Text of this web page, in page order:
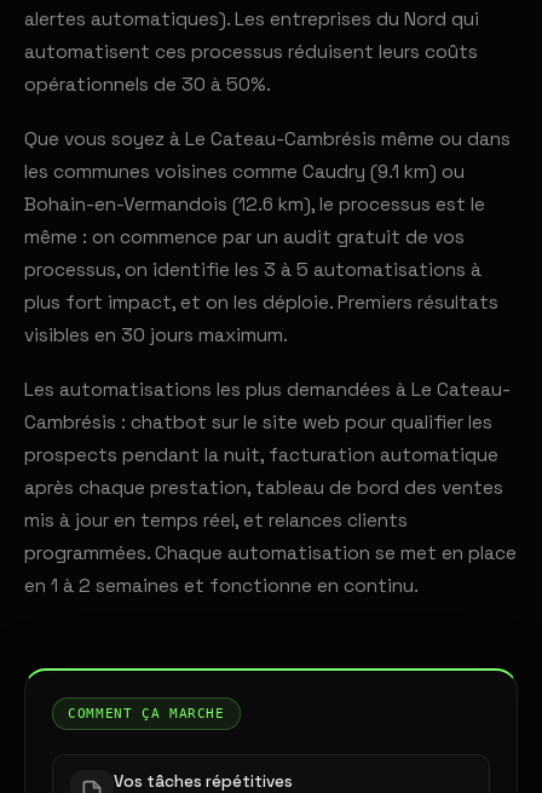
alertes automatiques). Les entreprises du Nord qui
automatisent ces processus réduisent leurs coûts
opérationnels de 30 à 50%.
Que vous soyez à Le Cateau-Cambrésis même ou dans
les communes voisines comme Caudry (9.1 km) ou
Bohain-en-Vermandois (12.6 km), le processus est le
même : on commence par un audit gratuit de vos
processus, on identifie les 3 à 5 automatisations à
plus fort impact, et on les déploie. Premiers résultats
visibles en 30 jours maximum.
Les automatisations les plus demandées à Le Cateau-
Cambrésis : chatbot sur le site web pour qualifier les
prospects pendant la nuit, facturation automatique
après chaque prestation, tableau de bord des ventes
mis à jour en temps réel, et relances clients
programmées. Chaque automatisation se met en place
en 1 à 2 semaines et fonctionne en continu.
COMMENT ÇA MARCHE
Vos tâches répétitives